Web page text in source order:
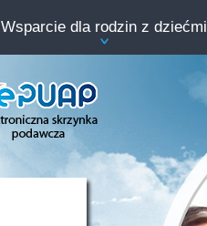
Wsparcie dla rodzin z dziećmi